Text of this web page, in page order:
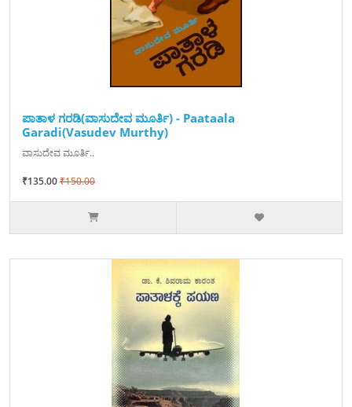
ಪಾತಾಳ ಗರಡಿ(ವಾಸುದೇವ ಮೂರ್ತಿ) - Paataala
Garadi(Vasudev Murthy)
ವಾಸುದೇವ ಮೂರ್ತಿ..
₹135.00₹150.00